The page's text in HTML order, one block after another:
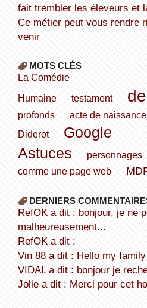
fait trembler les éleveurs et
Ce métier peut vous rendre riche dans les années à
venir
MOTS CLÉS
La Comédie
Humaine
testament
profonds
acte de naissance
Diderot
Google
Astuces
personnages
comme une page web
DERNIERS
refOK a dit : bonjour, je ne peux
malheureusement...
refOK a dit :
Vin 88 a dit : Hello my
VIDAL a dit : bonjour je
Jolie a dit : Merci pour cet